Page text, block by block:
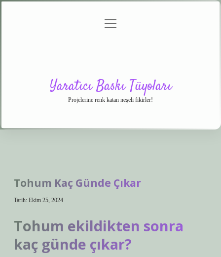
menüyü
Yaratıcı Baskı Tüyoları
Projelerine renk katan neşeli fikirler!
Tohum Kaç Günde Çıkar
Tarih: Ekim 25, 2024
Tohum ekildikten sonra
kaç günde çıkar?